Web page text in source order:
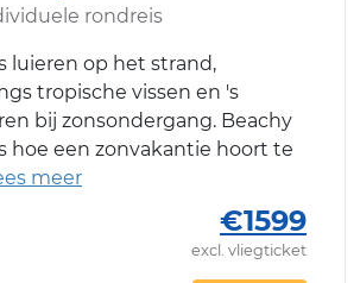
rondreis
luieren op het strand,
tropische vissen en 's
bij zonsondergang. Beachy
hoe een zonvakantie hoort te
€1599
excl. vliegticket